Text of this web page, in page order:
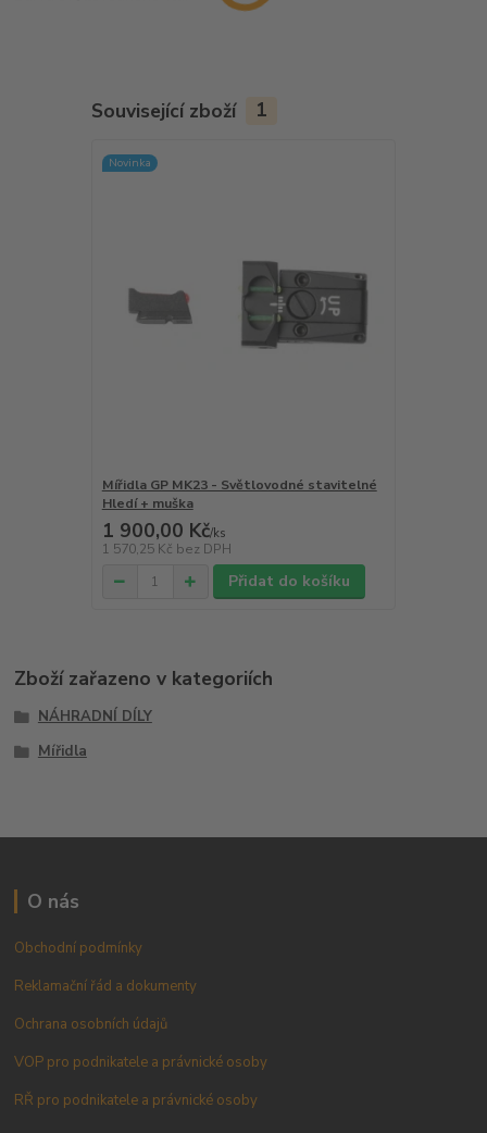
Související zboží 1
Novinka
Mířidla GP MK23 - Světlovodné stavitelné
Hledí + muška
1 900,00 Kč/ks
1 570,25 Kč bez DPH
Přidat do košíku
Zboží zařazeno v kategoriích
NÁHRADNÍ DÍLY
Mířidla
O nás
Obchodní podmínky
Reklamační řád a dokumenty
Ochrana osobních údajů
VOP pro podnikatele a právnické osoby
RŘ pro podnikatele a právnické osoby